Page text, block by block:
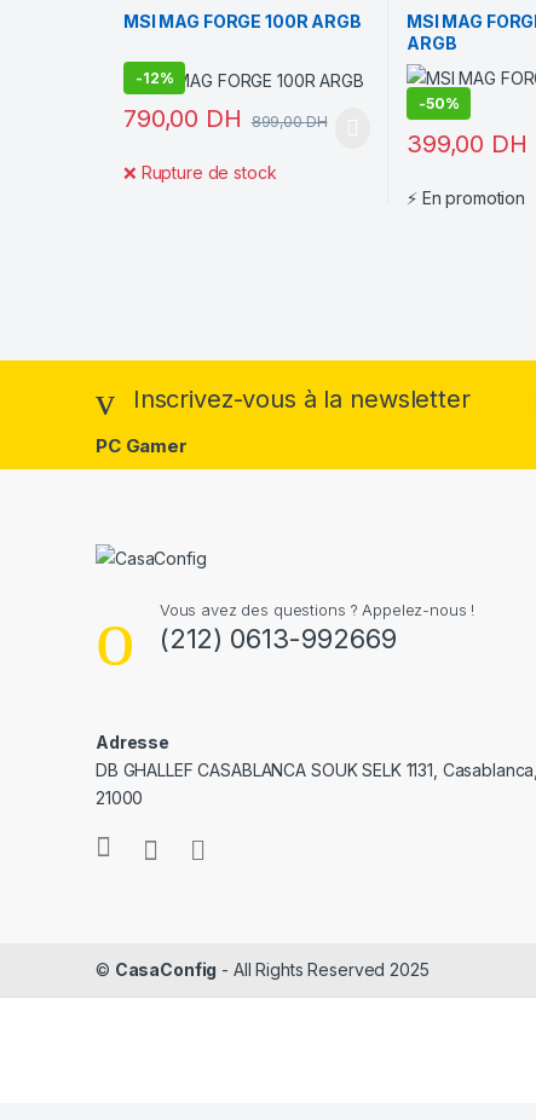
MSI MAG FORGE 100R ARGB
-12%
790,00 DH 899,00DH
❌ Rupture de stock
MSI MAG
ARGB
-50%
399,00 DH
⚡ En promotion
Inscrivez-vous à la newsletter
PC Gamer
Vous avez des questions ? Appelez-nous !
(212) 0613-992669
Adresse
DB GHALLEF CASABLANCA SOUK SELK 1131,
21000
© CasaConfig - All Rights Reserved 2025